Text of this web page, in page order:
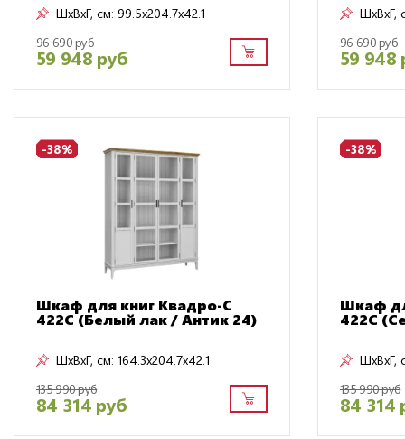
ШxВxГ, см: 99.5x204.7x42.1
96 690 руб
59 948 руб
ШxВxГ,
96 690 руб
59 948
-38%
Шкаф для книг Квадро-С
422С (Белый лак / Антик 24)
ШxВxГ, см: 164.3x204.7x42.1
135 990 руб
84 314 руб
-38%
Шкаф
422С
ШxВxГ,
135 990 руб
84 314